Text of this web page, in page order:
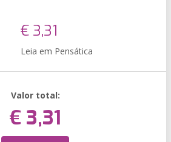
€ 3,31
Leia em Pensática
Valor total:
€ 3,31